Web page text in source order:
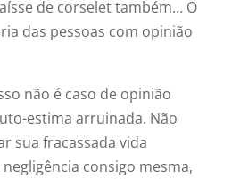
de corselet também… O
das pessoas com opinião
não é caso de opinião
estima arruinada. Não
sua fracassada vida
consigo mesma,